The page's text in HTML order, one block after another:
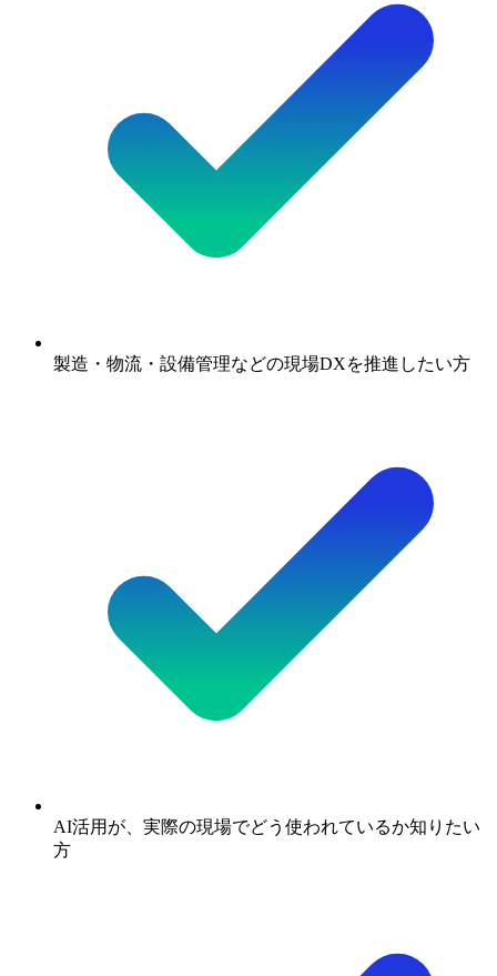
製造・物流・設備管理などの現場DXを推進したい方
AI活用が、実際の現場でどう使われているか知りたい
方